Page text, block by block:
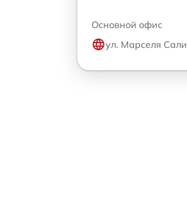
Основной офис
ул. Марселя